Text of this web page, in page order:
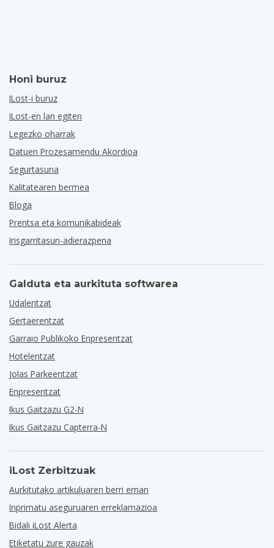
Honi buruz
ILost-i buruz
ILost-en lan egiten
Legezko oharrak
Datuen Prozesamendu Akordioa
Segurtasuna
Kalitatearen bermea
Bloga
Prentsa eta komunikabideak
Irisgarritasun-adierazpena
Galduta eta aurkituta softwarea
Udalentzat
Gertaerentzat
Garraio Publikoko Enpresentzat
Hotelentzat
Jolas Parkeentzat
Enpresentzat
Ikus Gaitzazu G2-N
Ikus Gaitzazu Capterra-N
iLost Zerbitzuak
Aurkitutako artikuluaren berri eman
Inprimatu aseguruaren erreklamazioa
Bidali iLost Alerta
Etiketatu zure gauzak